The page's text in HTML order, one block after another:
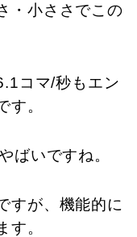
・小ささでこの
コマ/秒もエン
す。
ばいですね。
すが、機能的に
す。